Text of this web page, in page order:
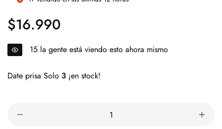
Precio
regular
$16.990
15 la gente está viendo esto ahora mismo
Date prisa Solo 3 ¡en stock!